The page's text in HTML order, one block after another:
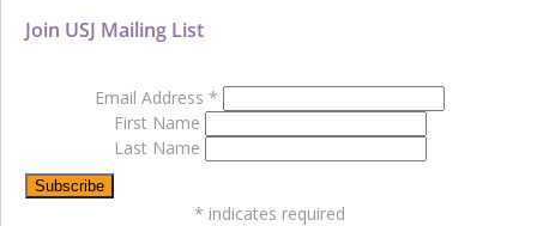
Join USJ Mailing List
Email Address *
First Name
Last Name
* indicates required